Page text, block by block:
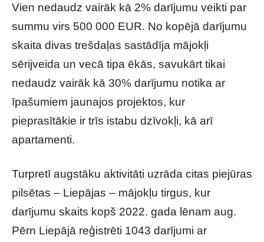
Vien nedaudz vairāk kā 2% darījumu veikti par
summu virs 500 000 EUR. No kopējā darījumu
skaita divas trešdaļas sastādīja mājokļi
sērijveida un vecā tipa ēkās, savukārt tikai
nedaudz vairāk kā 30% darījumu notika ar
īpašumiem jaunajos projektos, kur
pieprasītākie ir trīs istabu dzīvokļi, kā arī
apartamenti.
Turpretī augstāku aktivitāti uzrāda citas piejūras
pilsētas – Liepājas – mājokļu tirgus, kur
darījumu skaits kopš 2022. gada lēnam aug.
Pērn Liepājā reģistrēti 1043 darījumi ar